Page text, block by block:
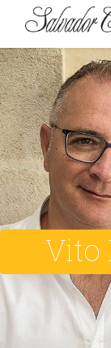
Vito